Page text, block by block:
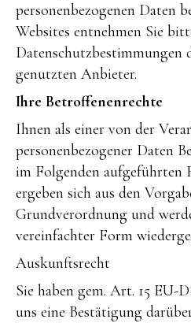
personenbezogenen Daten
Websites entnehmen Sie
Datenschutzbestimmungen
genutzten Anbieter.
Ihre Betroffenenrechte
Ihnen als einer von der
personenbezogener Daten
im Folgenden aufgeführten
ergeben sich aus den
Grundverordnung und
vereinfachter Form
Auskunftsrecht
Sie haben gem. Art. 15 EU-
uns eine Bestätigung